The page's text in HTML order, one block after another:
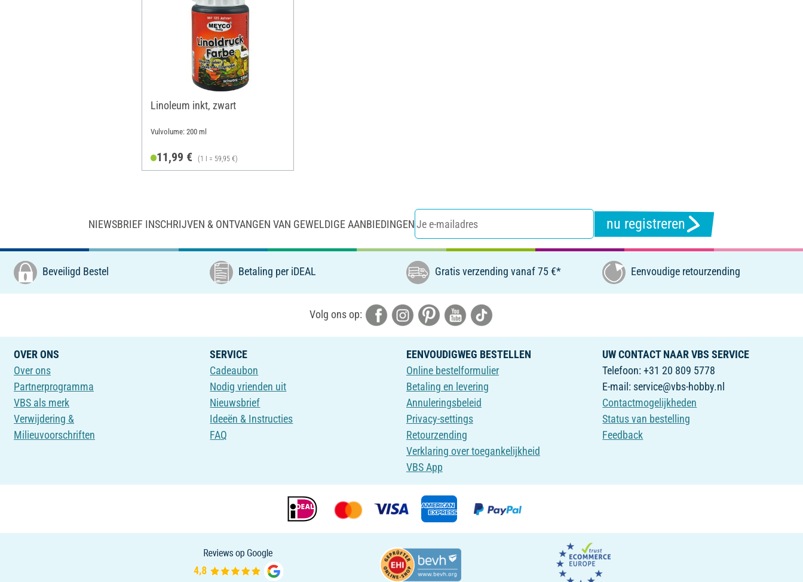
Linoleum inkt, zwart
Vulvolume: 200 ml
11,99 € (1 l = 59,95 €)
NIEWSBRIEF INSCHRIJVEN & ONTVANGEN VAN GEWELDIGE AANBIEDINGEN nu registreren
Beveiligd Bestel Betaling per iDEAL Gratis verzending vanaf 75 €* Eenvoudige retourzending
Volg ons op:
OVER ONS
Over ons
Partnerprogramma
VBS als merk
Verwijdering &
Milieuvoorschriften
SERVICE
Cadeaubon
Nodig vrienden uit
Nieuwsbrief
Ideeën & Instructies
FAQ
EENVOUDIGWEG BESTELLEN
Online bestelformulier
Betaling en levering
Annuleringsbeleid
Privacy-settings
Retourzending
Verklaring over toegankelijkheid
VBS App
UW CONTACT NAAR VBS SERVICE
Telefoon: +31 20 809 5778
E-mail: service@vbs-hobby.nl
Contactmogelijkheden
Status van bestelling
Feedback